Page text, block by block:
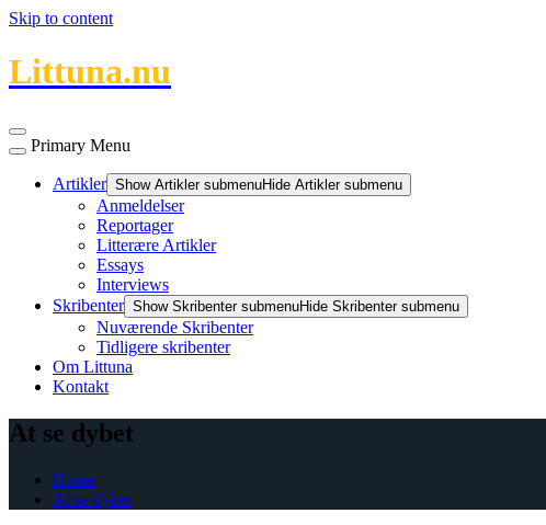
Skip to content
Littuna.nu
Primary Menu
Artikler Show Artikler submenuHide Artikler submenu
Anmeldelser
Reportager
Litterære Artikler
Essays
Interviews
Skribenter Show Skribenter submenuHide Skribenter submenu
Nuværende Skribenter
Tidligere skribenter
Om Littuna
Kontakt
At se dybet
Home
At se dybet